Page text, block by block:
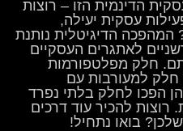
הדינמית הזו – רוצות
עסקית יעילה,
המהפכה הדיגיטלית נותנת
לאתגרים העסקיים
חלק מפלטפורמות
חלק למעורבות עם
הפכו לחלק בלתי נפרד
להכיר עוד דרכים
בואו נתחיל!